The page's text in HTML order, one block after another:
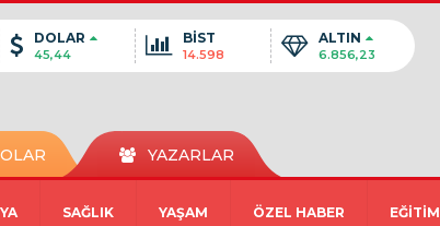
DOLAR
45,44
BİST
14.598
ALTIN
6.856,23
YAZARLAR
SAĞLIK YAŞAM ÖZEL HABER EĞİTİM